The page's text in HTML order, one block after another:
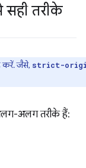
तरीके
करें. जैसे, strict-
अलग तरीके हैं: